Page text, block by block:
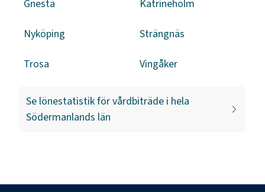
Gnesta Katrineholm
Nyköping Strängnäs
Trosa Vingåker
Se lönestatistik förvårdbiträde i hela
Södermanlands län